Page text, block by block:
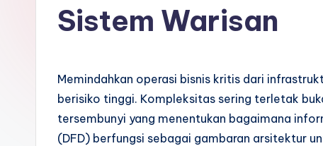
Sistem Warisan
Memindahkan operasi bisnis kritis dari
berisiko tinggi. Kompleksitas sering terletak
tersembunyi yang menentukan bagaimana
(DFD) berfungsi sebagai gambaran arsitektur